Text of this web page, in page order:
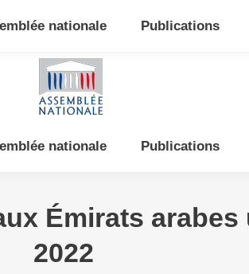
nationale Publications
Émirats
2022
nationale Publications